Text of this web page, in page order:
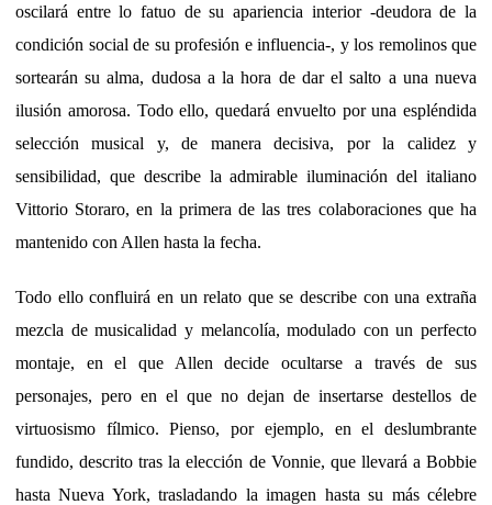
oscilará entre lo fatuo de su apariencia interior -deudora de la
condición social de su profesión e influencia-, y los remolinos que
sortearán su alma, dudosa a la hora de dar el salto a una nueva
ilusión amorosa. Todo ello, quedará envuelto por una espléndida
selección musical y, de manera decisiva, por la calidez y
sensibilidad, que describe la admirable iluminación del italiano
Vittorio Storaro, en la primera de las tres colaboraciones que ha
mantenido con Allen hasta la fecha.
Todo ello confluirá en un relato que se describe con una extraña
mezcla de musicalidad y melancolía, modulado con un perfecto
montaje, en el que Allen decide ocultarse a través de sus
personajes, pero en el que no dejan de insertarse destellos de
virtuosismo fílmico. Pienso, por ejemplo, en el deslumbrante
fundido, descrito tras la elección de Vonnie, que llevará a Bobbie
hasta Nueva York, trasladando la imagen hasta su más célebre